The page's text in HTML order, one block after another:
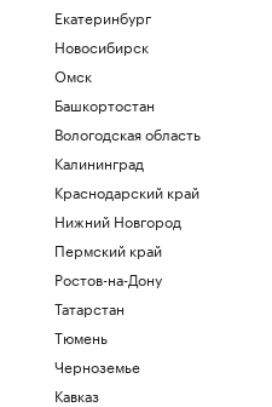
Екатеринбург
Новосибирск
Омск
Башкортостан
Вологодская область
Калининград
Краснодарский край
Нижний Новгород
Пермский край
Ростов-на-Дону
Татарстан
Тюмень
Черноземье
Кавказ